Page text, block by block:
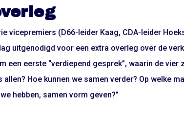
vicepremiers (D66-leider Kaag, CDA-leider
uitgenodigd voor een extra overleg over de
een eerste “verdiepend gesprek”, waarin de vier
allen? Hoe kunnen we samen verder? Op welke
hebben, samen vorm geven?”